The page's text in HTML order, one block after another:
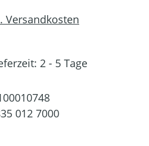
Versandkosten
2 - 5 Tage
012 7000